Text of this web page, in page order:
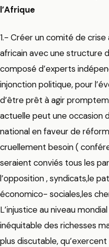
l’Afrique
1.- Créer un comité de crise
africain avec une structure
composé d’experts
injonction politique, pour
d’être prêt à agir
actuelle peut une occasion
national en faveur de
cruellement besoin (
seraient conviés tous les
l’opposition , syndicats,le
économico- sociales,les
L’injustice au niveau
inéquitable des richesses
plus discutable,